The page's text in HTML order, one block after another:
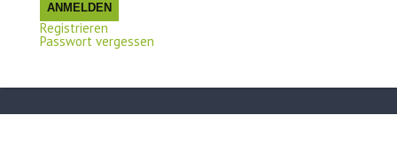
ANMELDEN
Registrieren
Passwort vergessen